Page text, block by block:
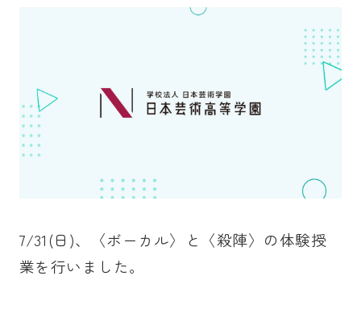
7/31(日)、〈ボーカル〉と〈殺陣〉の体験授
業を行いました。